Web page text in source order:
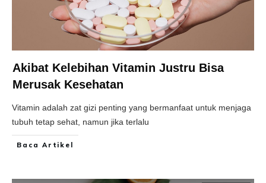
Akibat Kelebihan Vitamin Justru Bisa
Merusak Kesehatan
Vitamin adalah zat gizi penting yang bermanfaat untuk menjaga
tubuh tetap sehat, namun jika terlalu
Baca Artikel